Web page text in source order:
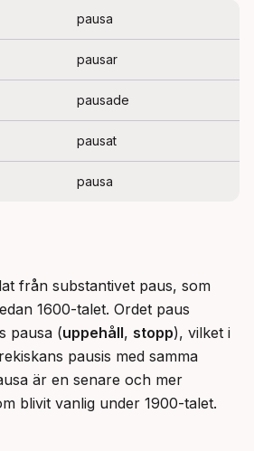
pausa
pausar
pausade
pausat
pausa
från substantivet paus, som
1600-talet. Ordet paus
pausa (uppehåll, stopp), vilket i
pausis med samma
är en senare och mer
blivit vanlig under 1900-talet.